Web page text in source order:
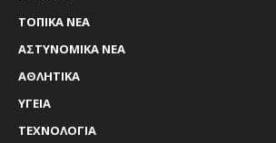
ΤΟΠΙΚΑ ΝΕΑ
ΑΣΤΥΝΟΜΙΚΑ ΝΕΑ
ΑΘΛΗΤΙΚΑ
ΥΓΕΙΑ
ΤΕΧΝΟΛΟΓΙΑ